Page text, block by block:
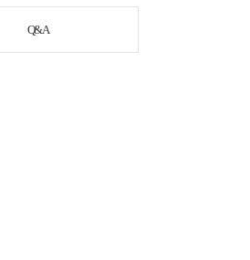
Q&A